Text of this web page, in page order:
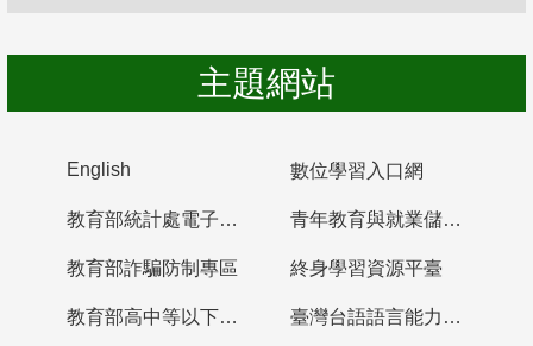
主題網站
English 數位學習入口網
教育部統計處電子書櫃 青年教育與就業儲蓄帳戶
教育部詐騙防制專區 終身學習資源平臺
教育部高中等以下學校及幼兒園教師資格檢定考試 臺灣台語語言能力認證網站